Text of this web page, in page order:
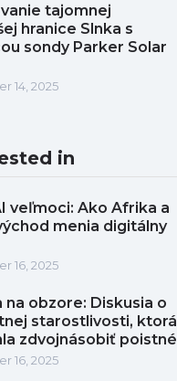
tajomnej
hranice Slnka s
sondy Parker Solar
14, 2025
in
veľmoci: Ako Afrika a
menia digitálny
16, 2025
na obzore: Diskusia o
starostlivosti, ktorá
zdvojnásobiť poistné
16, 2025